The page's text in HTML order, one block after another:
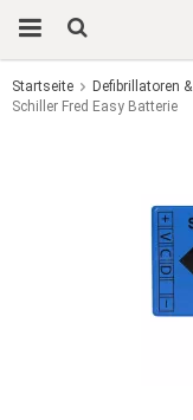
Das
Startseite Defibrillatoren
Schiller Fred Easy Batterie